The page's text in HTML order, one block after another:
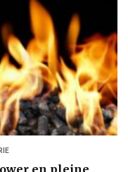
en pleine